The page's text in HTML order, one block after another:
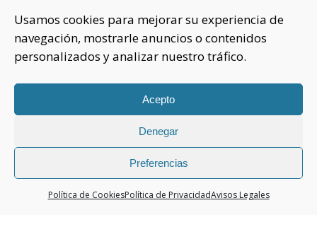
Usamos cookies para mejorar su experiencia de
navegación, mostrarle anuncios o contenidos
personalizados y analizar nuestro tráfico.
Acepto
Denegar
Preferencias
Política de CookiesPolítica de PrivacidadAvisos Legales
Sobre nosotros
Aviso Legal
Política de Privacidad
Política Cookies
CONTACTAR
925 508 922
dhelia@dhelia.es